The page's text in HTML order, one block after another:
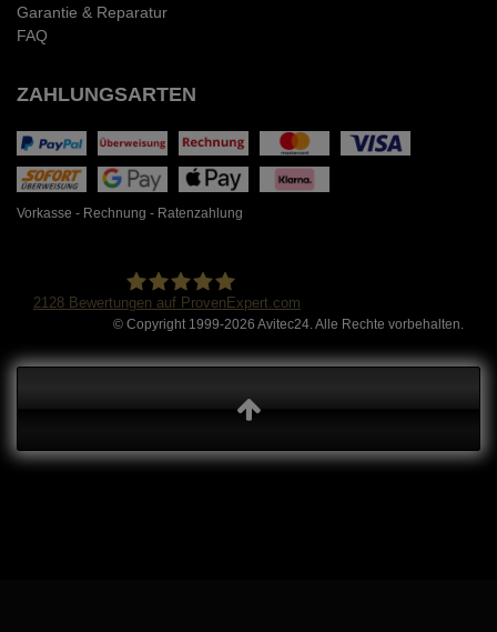
Garantie & Reparatur
FAQ
ZAHLUNGSARTEN
Vorkasse - Rechnung - Ratenzahlung
2128 Bewertungen auf ProvenExpert.com
© Copyright 1999-2026 Avitec24. Alle Rechte vorbehalten.